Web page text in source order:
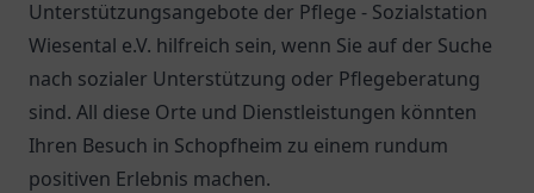
Unterstützungsangebote der Pflege - Sozialstation
Wiesental e.V. hilfreich sein, wenn Sie auf der Suche
nach sozialer Unterstützung oder Pflegeberatung
sind. All diese Orte und Dienstleistungen könnten
Ihren Besuch in Schopfheim zu einem rundum
positiven Erlebnis machen.